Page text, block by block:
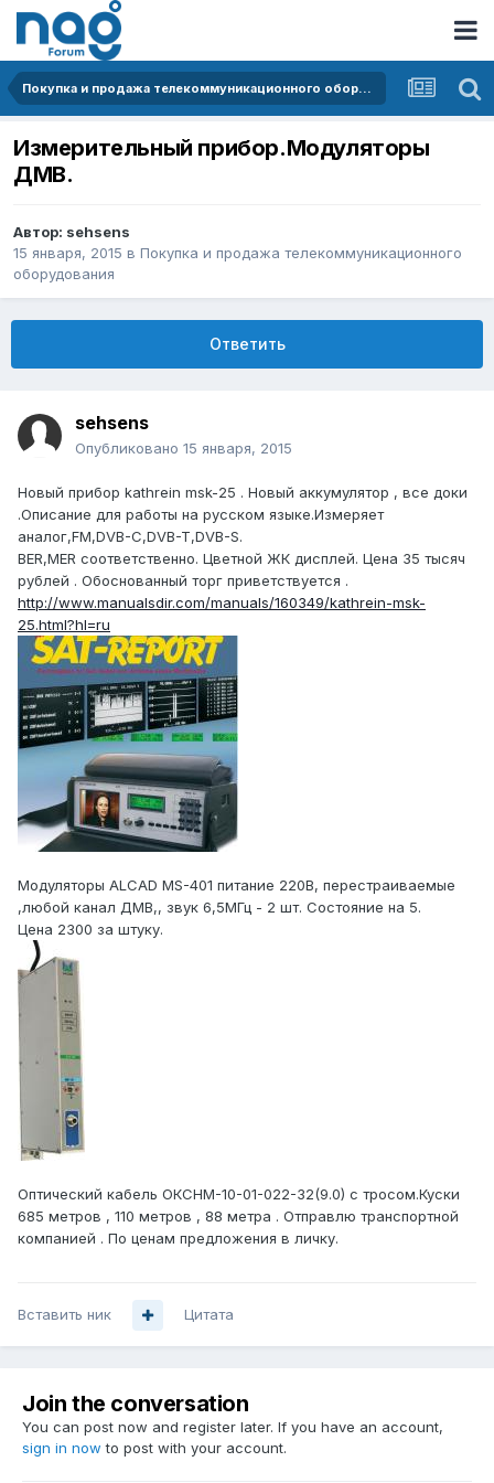
Покупка и продажа телекоммуникационного оборудования
Измерительный прибор.Модуляторы
ДМВ.
Автор: sehsens
15 января, 2015 в Покупка и продажа телекоммуникационного
оборудования
Ответить
sehsens
Опубликовано 15 января, 2015
Новый прибор kathrein msk-25 . Новый аккумулятор , все доки
.Описание для работы на русском языке.Измеряет
аналог,FM,DVB-C,DVB-T,DVB-S.
BER,МER соответственно. Цветной ЖК дисплей. Цена 35 тысяч
рублей . Обоснованный торг приветствуется .
http://www.manualsdir.com/manuals/160349/kathrein-msk-
25.html?hl=ru
Модуляторы ALCAD MS-401 питание 220В, перестраиваемые
,любой канал ДМВ,, звук 6,5МГц - 2 шт. Состояние на 5.
Цена 2300 за штуку.
Оптический кабель ОКСНМ-10-01-022-32(9.0) с тросом.Куски
685 метров , 110 метров , 88 метра . Отправлю транспортной
компанией . По ценам предложения в личку.
Вставить ник Цитата
Join the conversation
You can post now and register later. If you have an account,
sign in now to post with your account.